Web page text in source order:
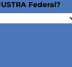
Federal?